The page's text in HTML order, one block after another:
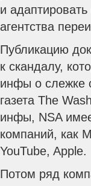
и
агентства
Публикацию
к скандалу,
инфы о слежке
газета The
инфы, NSA
компаний, как
YouTube, Apple.
Потом ряд